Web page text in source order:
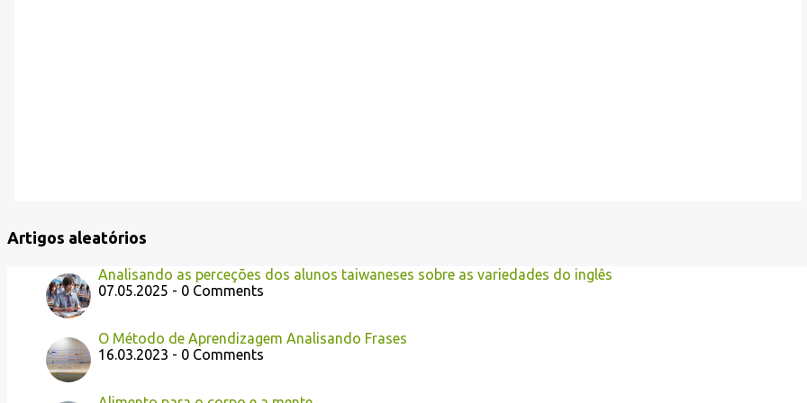
Artigos aleatórios
Analisando as perceções dos alunos taiwaneses sobre as variedades do inglês
07.05.2025 - 0 Comments
O Método de Aprendizagem Analisando Frases
16.03.2023 - 0 Comments